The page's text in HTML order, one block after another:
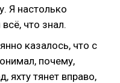
Я настолько
что знал.
казалось, что с
почему,
яхту тянет вправо,